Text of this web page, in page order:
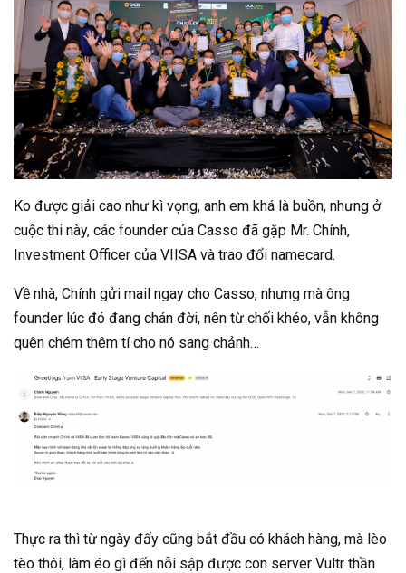
Ko được giải cao như kì vọng, anh em khá là buồn, nhưng ở
cuộc thi này, các founder của Casso đã gặp Mr. Chính,
Investment Officer của VIISA và trao đổi namecard.
Về nhà, Chính gửi mail ngay cho Casso, nhưng mà ông
founder lúc đó đang chán đời, nên từ chối khéo, vẫn không
quên chém thêm tí cho nó sang chảnh…
Thực ra thì từ ngày đấy cũng bắt đầu có khách hàng, mà lèo
tèo thôi, làm éo gì đến nỗi sập được con server Vultr thần